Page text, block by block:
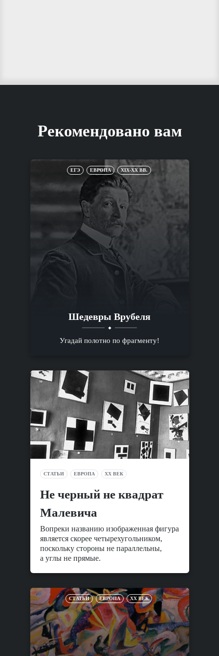
Рекомендовано вам
ЕГЭ ЕВРОПА XIX-XX ВВ.
Шедевры Врубеля
Угадай полотно по фрагменту!
СТАТЬИ ЕВРОПА XX ВЕК
Не черный не квадрат
Малевича
Вопреки названию изображенная фигура
является скорее четырехугольником,
поскольку стороны не параллельны,
а углы не прямые.
СТАТЬИ ЕВРОПА XX ВЕК